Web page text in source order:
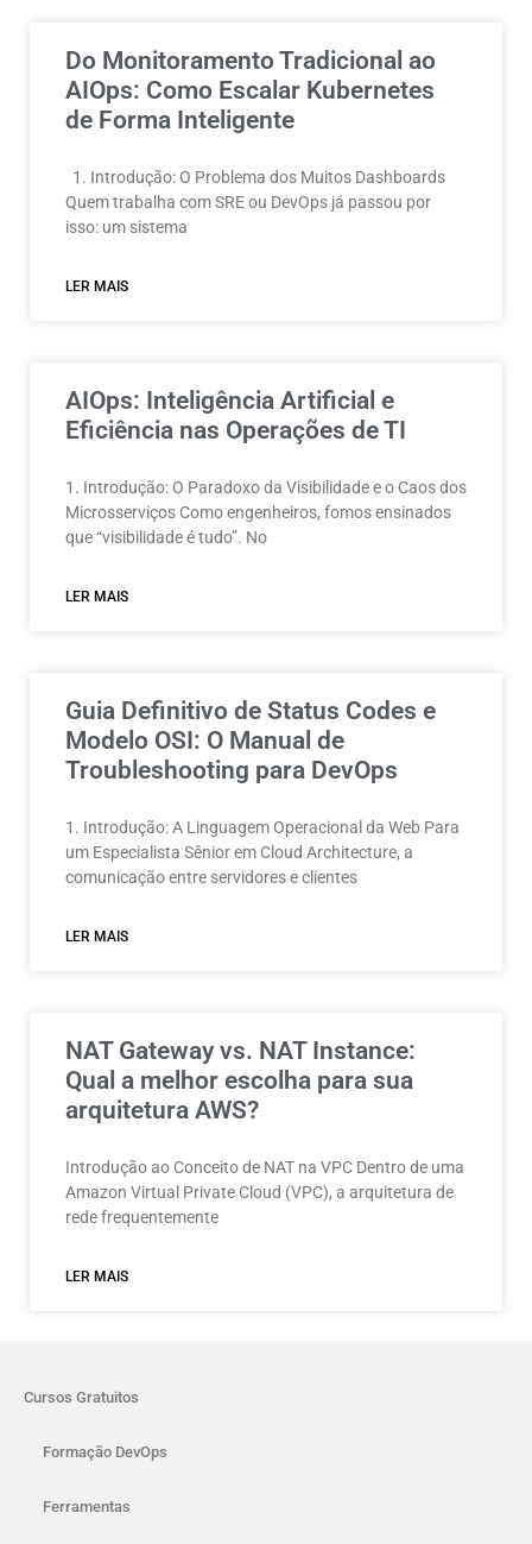
Do Monitoramento Tradicional ao
AIOps: Como Escalar Kubernetes
de Forma Inteligente
1. Introdução: O Problema dos Muitos Dashboards
Quem trabalha com SRE ou DevOps já passou por
isso: um sistema
LER MAIS
AIOps: Inteligência Artificial e
Eficiência nas Operações de TI
1. Introdução: O Paradoxo da Visibilidade e o Caos dos
Microsserviços Como engenheiros, fomos ensinados
que “visibilidade é tudo”. No
LER MAIS
Guia Definitivo de Status Codes e
Modelo OSI: O Manual de
Troubleshooting para DevOps
1. Introdução: A Linguagem Operacional da Web Para
um Especialista Sênior em Cloud Architecture, a
comunicação entre servidores e clientes
LER MAIS
NAT Gateway vs. NAT Instance:
Qual a melhor escolha para sua
arquitetura AWS?
Introdução ao Conceito de NAT na VPC Dentro de uma
Amazon Virtual Private Cloud (VPC), a arquitetura de
rede frequentemente
LER MAIS
Cursos Gratuitos
Formação DevOps
Ferramentas